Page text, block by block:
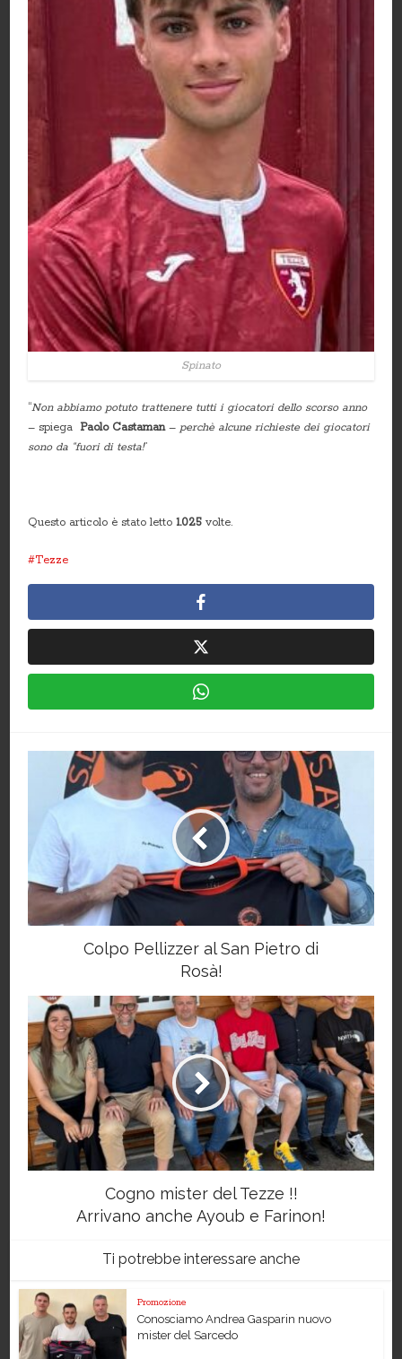
Spinato
“Non abbiamo potuto trattenere tutti i giocatori dello scorso anno
– spiegaPaolo Castaman– perchè alcune richieste dei giocatori
sono da “fuori di testa!”
Questo articolo è stato letto1.025 volte.
Tezze
Colpo Pellizzer al San Pietro di
Rosà!
Cogno mister del Tezze !!
Arrivano anche Ayoub e Farinon!
Ti potrebbe interessare anche
Promozione
Conosciamo Andrea Gasparin nuovo
mister del Sarcedo